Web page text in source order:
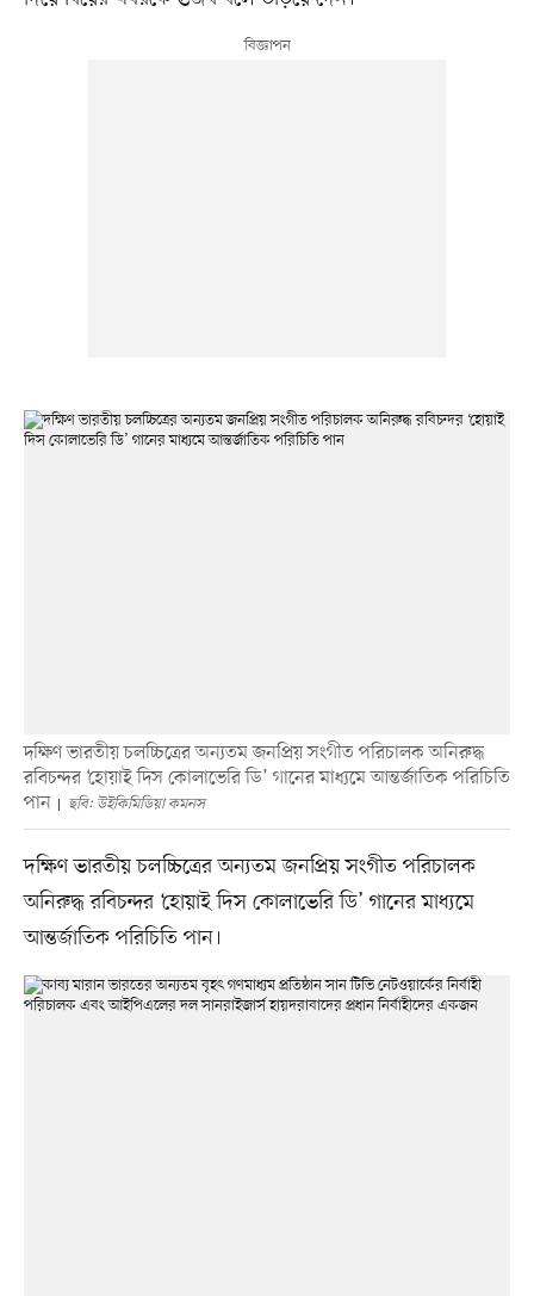
দক্ষিণ ভারতীয় চলচ্চিত্রের অন্যতম জনপ্রিয় সংগীত পরিচালক অনিরুদ্ধ
রবিচন্দর ‘হোয়াই দিস কোলাভেরি ডি’ গানের মাধ্যমে আন্তর্জাতিক পরিচিতি
পান
ছবি: উইকিমিডিয়া কমনস
দক্ষিণ ভারতীয় চলচ্চিত্রের অন্যতম জনপ্রিয় সংগীত পরিচালক
অনিরুদ্ধ রবিচন্দর ‘হোয়াই দিস কোলাভেরি ডি’ গানের মাধ্যমে
আন্তর্জাতিক পরিচিতি পান।